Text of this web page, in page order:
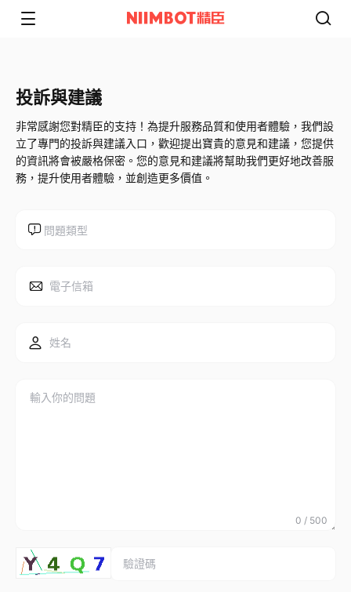
投訴與建議​
非常感謝您對精臣的支持！為提升服務品質和使用者體驗，我們設
立了專門的投訴與建議入口，歡迎提出寶貴的意見和建議，您提供
的資訊將會被嚴格保密。您的意見和建議將幫助我們更好地改善服
務，提升使用者體驗，並創造更多價值。​
問題類型​
0 / 500